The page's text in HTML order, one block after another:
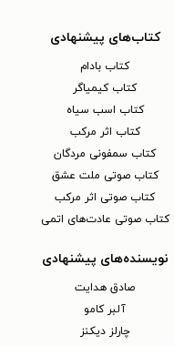
کتاب‌های پیشنهادی
کتاب بادام
کتاب کیمیاگر
کتاب اسب سیاه
کتاب اثر مرکب
کتاب سمفونی مردگان
کتاب صوتی ملت عشق
کتاب صوتی اثر مرکب
کتاب صوتی عادت‌های اتمی
نویسنده‌های پیشنهادی
صادق هدایت
آلبر کامو
چارلز دیکنز